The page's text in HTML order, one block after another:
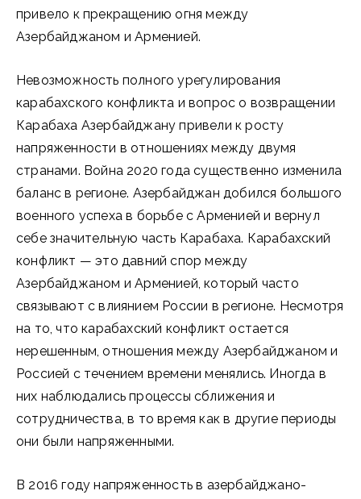
привело к прекращению огня между
Азербайджаном и Арменией.
Невозможность полного урегулирования
карабахского конфликта и вопрос о возвращении
Карабаха Азербайджану привели к росту
напряженности в отношениях между двумя
странами. Война 2020 года существенно изменила
баланс в регионе. Азербайджан добился большого
военного успеха в борьбе с Арменией и вернул
себе значительную часть Карабаха. Карабахский
конфликт — это давний спор между
Азербайджаном и Арменией, который часто
связывают с влиянием России в регионе. Несмотря
на то, что карабахский конфликт остается
нерешенным, отношения между Азербайджаном и
Россией с течением времени менялись. Иногда в
них наблюдались процессы сближения и
сотрудничества, в то время как в другие периоды
они были напряженными.
В 2016 году напряженность в азербайджано-